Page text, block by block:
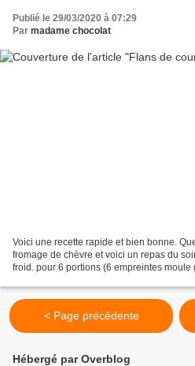
Publié le 29/03/2020 à 07:29
Par madame chocolat
Voici une recette rapide et bien bonne.
fromage de chèvre et voici un repas du
froid. pour 6 portions (6 empreintes
< Page précédente
Hébergé par Overblog